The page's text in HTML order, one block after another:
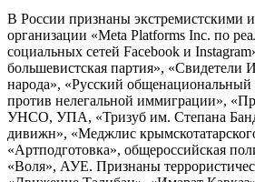
В России признаны экстремистскими
организации «Meta Platforms Inc. по
социальных сетей Facebook и
большевистская партия», «Свидетели
народа», «Русский
против нелегальной иммиграции»,
УНСО, УПА, «Тризуб им. Степана
дивижн», «Меджлис
«Артподготовка», общероссийская
«Воля», АУЕ. Признаны